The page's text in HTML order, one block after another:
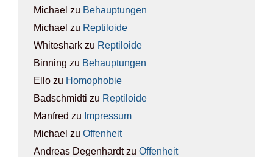
Michael zu Behaup­tun­gen
Michael zu Rep­ti­lo­ide
Whiteshark zu Rep­ti­lo­ide
Binning zu Behaup­tun­gen
Ello zu Homo­pho­bie
Badschmidti zu Rep­ti­lo­ide
Manfred zu Impres­sum
Michael zu Offen­heit
Andreas Degenhardtzu Offen­heit